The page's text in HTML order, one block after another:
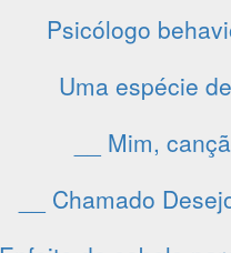
Psicólogo
Uma espécie
__ Mim,
__ Chamado